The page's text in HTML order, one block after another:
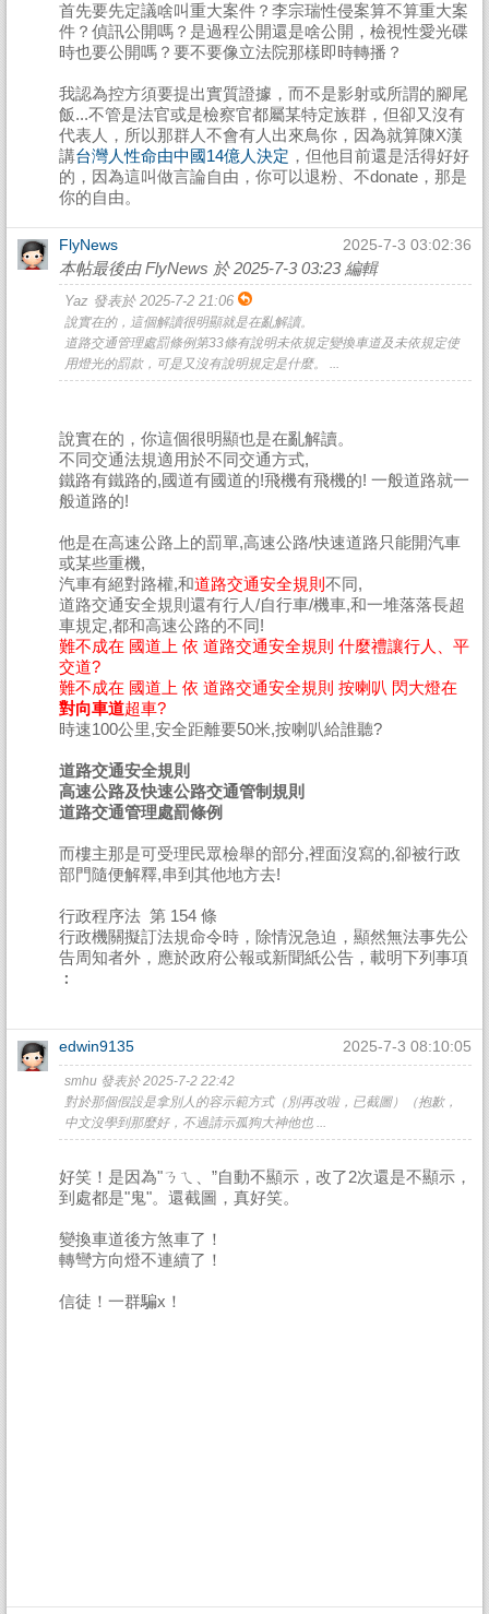
首先要先定議啥叫重大案件？李宗瑞性侵案算不算重大案
件？偵訊公開嗎？是過程公開還是啥公開，檢視性愛光碟
時也要公開嗎？要不要像立法院那樣即時轉播？
我認為控方須要提出實質證據，而不是影射或所謂的腳尾
飯...不管是法官或是檢察官都屬某特定族群，但卻又沒有
代表人，所以那群人不會有人出來鳥你，因為就算陳X漢
講台灣人性命由中國14億人決定 ，但他目前還是活得好好
的，因為這叫做言論自由，你可以退粉、不donate，那是
你的自由。
FlyNews 2025-7-3 03:02:36
本帖最後由 FlyNews 於 2025-7-3 03:23 編輯
Yaz 發表於 2025-7-2 21:06
說實在的，這個解讀很明顯就是在亂解讀。
道路交通管理處罰條例第33條有說明未依規定變換車道及未依規定使
用燈光的罰款，可是又沒有說明規定是什麼。 ...
說實在的，你這個很明顯也是在亂解讀。
不同交通法規適用於不同交通方式,
鐵路有鐵路的,國道有國道的!飛機有飛機的! 一般道路就一
般道路的!
他是在高速公路上的罰單,高速公路/快速道路只能開汽車
或某些重機,
汽車有絕對路權,和道路交通安全規則 不同,
道路交通安全規則還有行人/自行車/機車,和一堆落落長超
車規定,都和高速公路的不同!
難不成在 國道上 依 道路交通安全規則 什麼禮讓行人、平
交道?
難不成在 國道上 依 道路交通安全規則 按喇叭 閃大燈在
對向車道超車?
時速100公里,安全距離要50米,按喇叭給誰聽?
道路交通安全規則
高速公路及快速公路交通管制規則
道路交通管理處罰條例
而樓主那是可受理民眾檢舉的部分,裡面沒寫的,卻被行政
部門隨便解釋,串到其他地方去!
行政程序法 第 154 條
行政機關擬訂法規命令時，除情況急迫，顯然無法事先公
告周知者外，應於政府公報或新聞紙公告，載明下列事項
︰
edwin9135 2025-7-3 08:10:05
smhu 發表於 2025-7-2 22:42
對於那個假設是拿別人的容示範方式（別再改啦，已截圖）（抱歉，
中文沒學到那麼好，不過請示孤狗大神他也 ...
好笑！是因為"ㄋㄟ、”自動不顯示，改了2次還是不顯示，
到處都是"鬼"。還截圖，真好笑。
變換車道後方煞車了！
轉彎方向燈不連續了！
信徒！一群騙x！